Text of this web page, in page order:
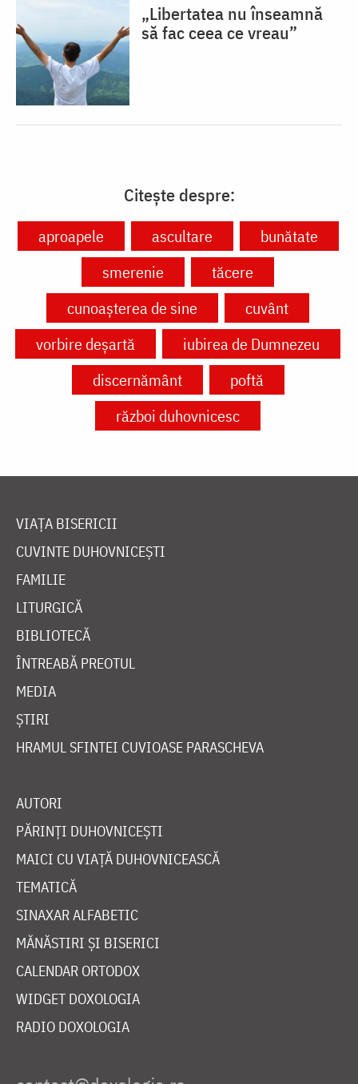
„Libertatea nu înseamnă
să fac ceea ce vreau”
Citește despre:
aproapele ascultare
bunătate
smerenie
tăcere
cunoașterea de sine
cuvânt
vorbire deșartă
iubirea de Dumnezeu
discernământ
poftă
război duhovnicesc
VIAȚA BISERICII
CUVINTE DUHOVNICEȘTI
FAMILIE
LITURGICĂ
BIBLIOTECĂ
ÎNTREABĂ PREOTUL
MEDIA
ȘTIRI
HRAMUL SFINTEI CUVIOASE PARASCHEVA
AUTORI
PĂRINȚI DUHOVNICEȘTI
MAICI CU VIAȚĂ DUHOVNICEASCĂ
TEMATICĂ
SINAXAR ALFABETIC
MĂNĂSTIRI ȘI BISERICI
CALENDAR ORTODOX
WIDGET DOXOLOGIA
RADIO DOXOLOGIA